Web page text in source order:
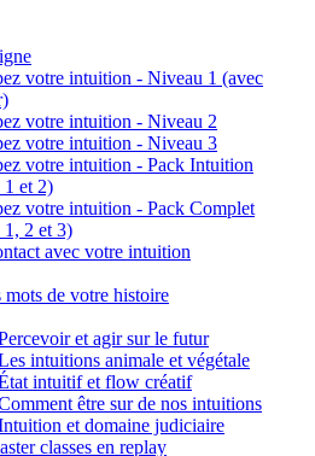
votre intuition - Niveau 1 (avec
votre intuition - Niveau 2
votre intuition - Niveau 3
votre intuition - Pack Intuition
et 2)
votre intuition - Pack Complet
2 et 3)
avec votre intuition
mots de votre histoire
et agir sur le futur
intuitions animale et végétale
intuitif et flow créatif
être sur de nos intuitions
et domaine judiciaire
classes en replay